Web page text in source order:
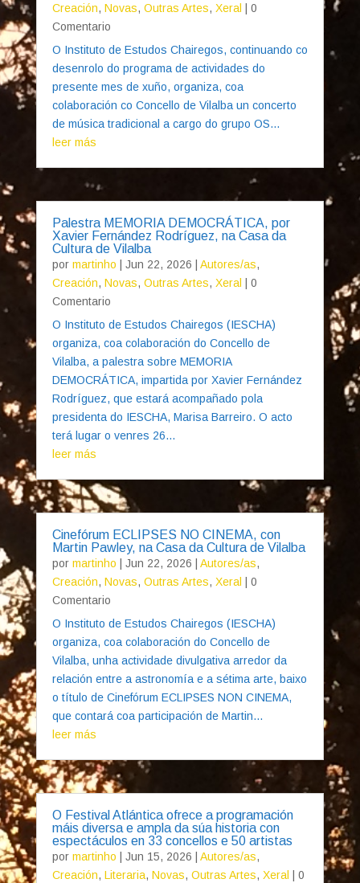
Creación, Novas, Outras Artes, Xeral
| 0
Comentario
O Instituto de Estudos Chairegos, continuando co
desenrolo do programa de actividades do
presente mes de xuño, organiza, coa
colaboración co Concello de Vilalba un concerto
de música tradicional a cargo do grupo OS...
leer más
Palestra MEMORIA DEMOCRÁTICA, por
Xavier Fernández Rodríguez, na Casa da
Cultura de Vilalba
por martinho Jun 22, 2026 Autores/as,
Creación, Novas, Outras Artes, Xeral
| 0
Comentario
O Instituto de Estudos Chairegos (IESCHA)
organiza, coa colaboración do Concello de
Vilalba, a palestra sobre MEMORIA
DEMOCRÁTICA, impartida por Xavier Fernández
Rodríguez, que estará acompañado pola
presidenta do IESCHA, Marisa Barreiro. O acto
terá lugar o venres 26...
leer más
Cinefórum ECLIPSES NO CINEMA, con
Martin Pawley, na Casa da Cultura de Vilalba
por martinho Jun 22, 2026 Autores/as,
Creación, Novas, Outras Artes, Xeral
| 0
Comentario
O Instituto de Estudos Chairegos (IESCHA)
organiza, coa colaboración do Concello de
Vilalba, unha actividade divulgativa arredor da
relación entre a astronomía e a sétima arte, baixo
o título de Cinefórum ECLIPSES NON CINEMA,
que contará coa participación de Martin...
leer más
O Festival Atlántica ofrece a programación
máis diversa e ampla da súa historia con
espectáculos en 33 concellos e 50 artistas
por martinho Jun 15, 2026 Autores/as,
Creación, Literaria, Novas, Outras Artes, Xeral
| 0